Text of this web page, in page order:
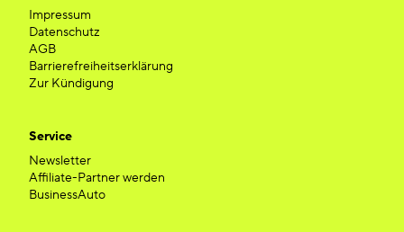
Impressum
Datenschutz
AGB
Barrierefreiheitserklärung
Zur Kündigung
Service
Newsletter
Affiliate-Partner werden
BusinessAuto